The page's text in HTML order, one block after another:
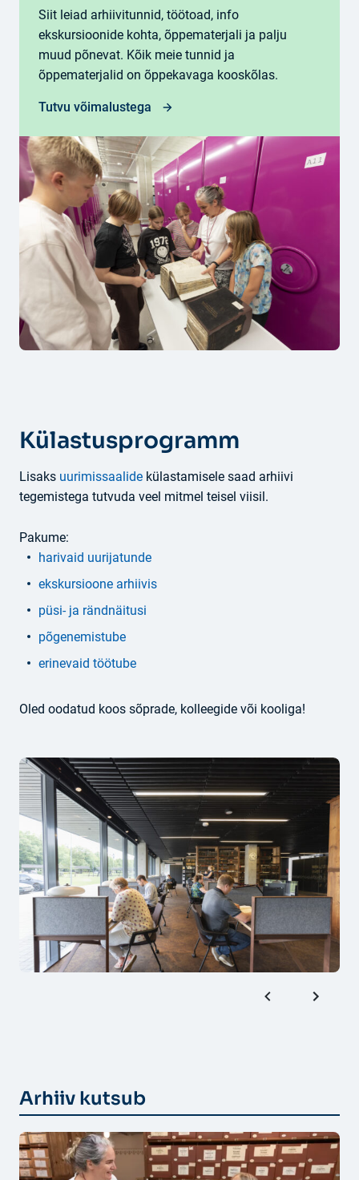
Siit leiad arhiivitunnid, töötoad, info
ekskursioonide kohta, õppematerjali ja palju
muud põnevat. Kõik meie tunnid ja
õppematerjalid on õppekavaga kooskõlas.
Tutvu võimalustega
Külastusprogramm
Lisaks uurimissaalide külastamisele saad arhiivi
tegemistega tutvuda veel mitmel teisel viisil.
Pakume:
harivaid uurijatunde
ekskursioone arhiivis
püsi- ja rändnäitusi
põgenemistube
erinevaid töötube
Oled oodatud koos sõprade, kolleegide või kooliga!
Arhiiv kutsub